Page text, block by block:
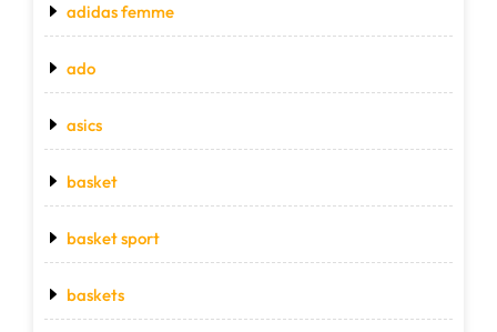
adidas femme
ado
asics
basket
basket sport
baskets